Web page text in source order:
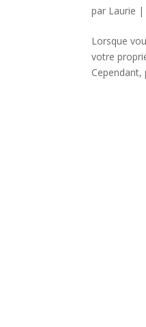
par Laurie
Lorsque
votre
Cependant,